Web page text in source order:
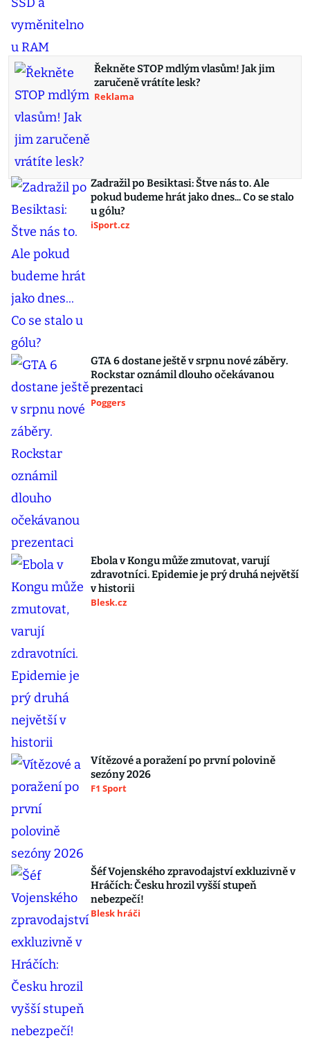
Řekněte STOP mdlým vlasům! Jak jim
zaručeně vrátíte lesk?
Reklama
Zadražil po Besiktasi: Štve nás to. Ale
pokud budeme hrát jako dnes... Co se stalo
u gólu?
iSport.cz
GTA 6 dostane ještě v srpnu nové záběry.
Rockstar oznámil dlouho očekávanou
prezentaci
Poggers
Ebola v Kongu může zmutovat, varují
zdravotníci. Epidemie je prý druhá největší
v historii
Blesk.cz
Vítězové a poražení po první polovině
sezóny 2026
F1 Sport
Šéf Vojenského zpravodajství exkluzivně v
Hráčích: Česku hrozil vyšší stupeň
nebezpečí!
Blesk hráči